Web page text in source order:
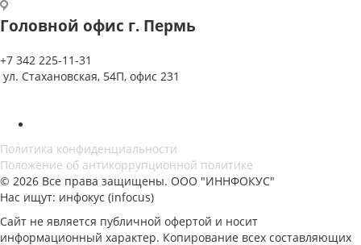
Головной офис г. Пермь
+7 342 225-11-31
ул. Стахановская, 54П, офис 231
Политика конфиденциальности
Положение об антикоррупционной политике
© 2026 Все права защищены. ООО "ИННФОКУС"
Нас ищут: инфокус (infocus)
Сайт не является публичной офертой и носит
информационный характер. Копирование всех составляющих